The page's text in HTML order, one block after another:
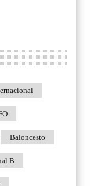
Baloncesto
B